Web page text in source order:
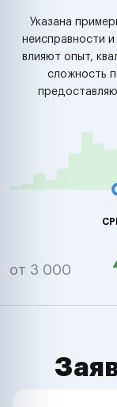
Указана
неисправности
влияют опыт,
сложность
от 3 000